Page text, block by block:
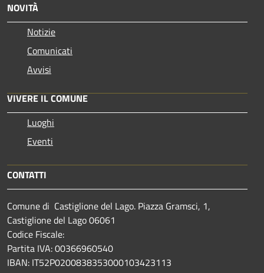
NOVITÀ
Notizie
Comunicati
Avvisi
VIVERE IL COMUNE
Luoghi
Eventi
CONTATTI
Comune di Castiglione del Lago. Piazza Gramsci, 1,
Castiglione del Lago 06061
Codice Fiscale:
Partita IVA: 00366960540
IBAN: IT52P0200838353000103423113